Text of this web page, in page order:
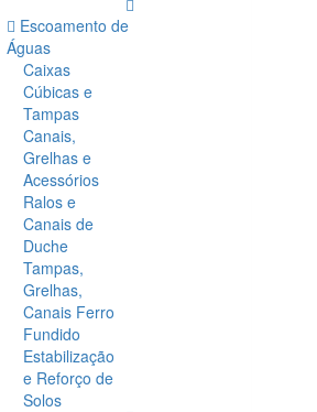
Escoamento de
Águas
Caixas
Cúbicas e
Tampas
Canais,
Grelhas e
Acessórios
Ralos e
Canais de
Duche
Tampas,
Grelhas,
Canais Ferro
Fundido
Estabilização
e Reforço de
Solos